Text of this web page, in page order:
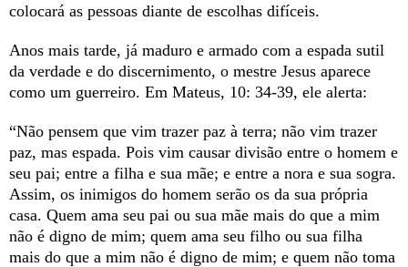
colocará as pessoas diante de escolhas difíceis.
Anos mais tarde, já maduro e armado com a espada sutil
da verdade e do discernimento, o mestre Jesus aparece
como um guerreiro. Em Mateus, 10: 34-39, ele alerta:
“Não pensem que vim trazer paz à terra; não vim trazer
paz, mas espada. Pois vim causar divisão entre o homem e
seu pai; entre a filha e sua mãe; e entre a nora e sua sogra.
Assim, os inimigos do homem serão os da sua própria
casa. Quem ama seu pai ou sua mãe mais do que a mim
não é digno de mim; quem ama seu filho ou sua filha
mais do que a mim não é digno de mim; e quem não toma